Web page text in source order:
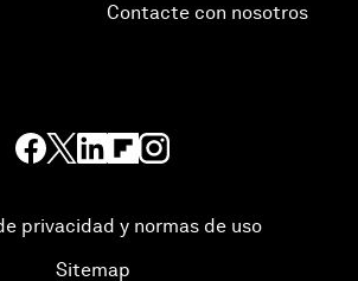
Contacte con nosotros
privacidad y normas de uso
Sitemap